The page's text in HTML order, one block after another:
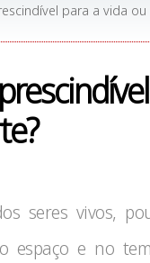
para a vida
seres vivos,
espaço e no